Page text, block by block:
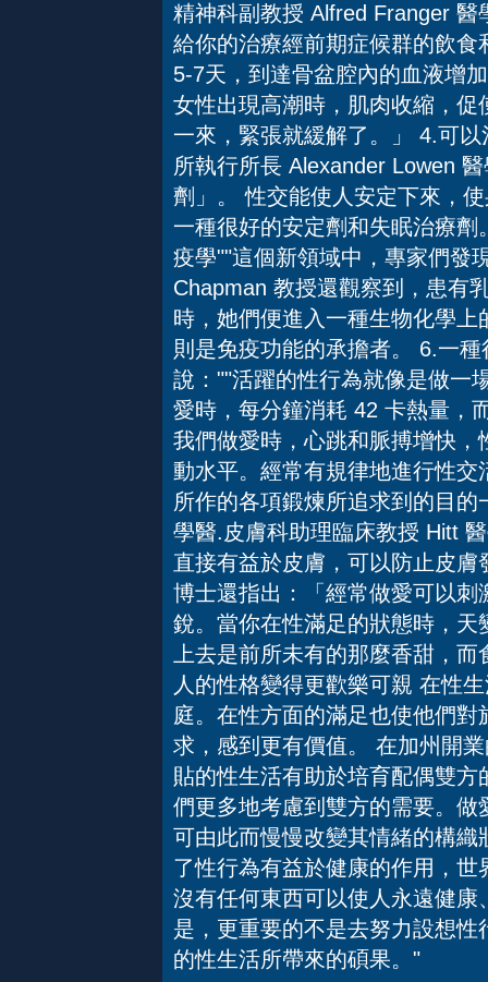
精神科副教授 Alfred Franger
給你的治療經前期症候群的飲
5-7天，到達骨盆腔內的血液增
女性出現高潮時，肌肉收縮，
一來，緊張就緩解了。」 4.可
所執行所長 Alexander Lowen
劑」。 性交能使人安定下來，
一種很好的安定劑和失眠治療
疫學""這個新領域中，專家們發
Chapman 教授還觀察到，患有
時，她們便進入一種生物化學
則是免疫功能的承擔者。 6.一
說：""活躍的性行為就像是做一
愛時，每分鐘消耗 42 卡熱量，
我們做愛時，心跳和脈搏增快
動水平。經常有規律地進行性
所作的各項鍛煉所追求到的目
學醫.皮膚科助理臨床教授 Hitt
直接有益於皮膚，可以防止皮
博士還指出：「經常做愛可以
銳。當你在性滿足的狀態時，
上去是前所未有的那麼香甜，
人的性格變得更歡樂可親 在性
庭。在性方面的滿足也使他們
求，感到更有價值。 在加州開
貼的性生活有助於培育配偶雙
們更多地考慮到雙方的需要。
可由此而慢慢改變其情緒的構
了性行為有益於健康的作用，
沒有任何東西可以使人永遠健
是，更重要的不是去努力設想
的性生活所帶來的碩果。"